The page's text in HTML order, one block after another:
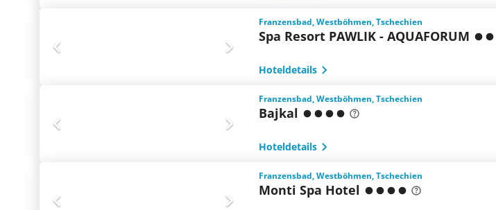
Franzensbad, Westböhmen, Tschechien
Spa Resort PAWLIK - AQUAFORUM
Hoteldetails
Franzensbad, Westböhmen, Tschechien
Bajkal
Hoteldetails
Franzensbad, Westböhmen, Tschechien
Monti Spa Hotel